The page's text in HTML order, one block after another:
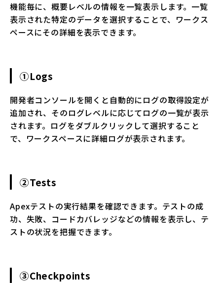
機能毎に、概要レベルの情報を一覧表示します。一覧
表示された特定のデータを選択することで、ワークス
ペースにその詳細を表示できます。
①Logs
開発者コンソールを開くと自動的にログの取得設定が
追加され、そのログレベルに応じてログの一覧が表示
されます。ログをダブルクリックして選択すること
で、ワークスペースに詳細ログが表示されます。
②Tests
Apexテストの実行結果を確認できます。テストの成
功、失敗、コードカバレッジなどの情報を表示し、テ
ストの状況を把握できます。
③Checkpoints